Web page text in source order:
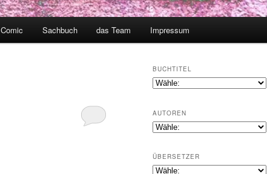
Comic Sachbuch das Team Impressum
BUCHTITEL
AUTOREN
ÜBERSETZER